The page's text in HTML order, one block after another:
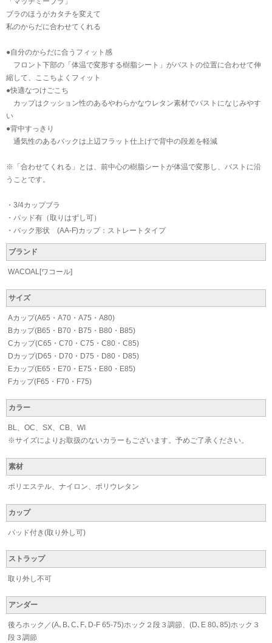
ブラのほうがカタチを変えて
私のからだに合わせてくれる
●自分のからだに合うフィット感
フロント下部の「体温で変形する樹脂シート」がバストの位置に合わせて伸
縮して、ここちよくフィット
●快適なつけごこち
カップはクッション性のあるやわらかなウレタン素材でバストになじみやす
い
●背中すっきり
通気性のあるバックは上辺フラット仕上げで背中の段差を軽減
※「合わせてくれる」とは、前中心の樹脂シートが体温で変形し、バストに沿
うことです。
・3/4カップブラ
・パッド有（取りはずし可）
・バック形状 (AA-F)カップ：ストレートタイプ
ブランド
WACOAL[ワコール]
サイズ
Aカップ(A65・A70・A75・A80)
Bカップ(B65・B70・B75・B80・B85)
Cカップ(C65・C70・C75・C80・C85)
Dカップ(D65・D70・D75・D80・D85)
Eカップ(E65・E70・E75・E80・E85)
Fカップ(F65・F70・F75)
カラー
BL、OC、SX、CB、WI
※サイズによりお取扱のないカラーもございます。予めご了承ください。
素材
ポリエステル、ナイロン、ポリウレタン
カップ
パッド付き(取り外し可)
ストラップ
取り外し不可
アンダー
後ろホック／(A､B､C､F､D-F 65-75)ホック２段３調節、(D､E 80､85)ホック３
段３調節